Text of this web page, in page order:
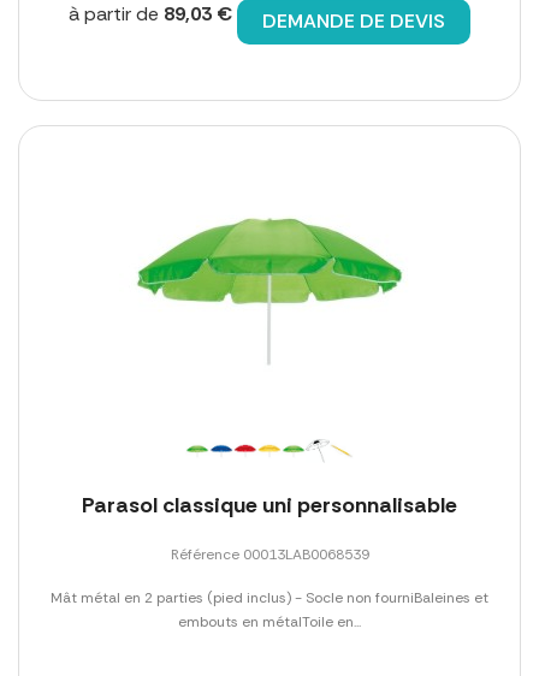
à partir de 89,03 € DEMANDE DE DEVIS
Parasol classique uni personnalisable
Référence 00013LAB0068539
Mât métal en 2 parties (pied inclus) - Socle non fourniBaleines et
embouts en métalToile en...